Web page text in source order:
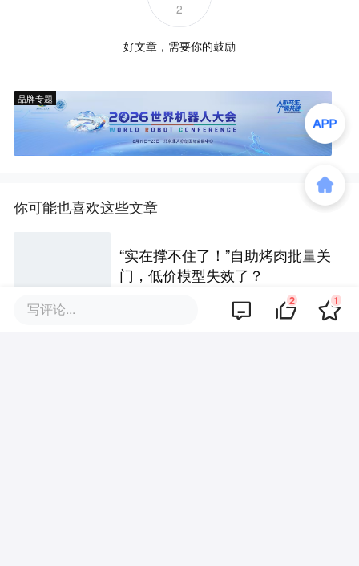
2
好文章，需要你的鼓励
品牌专题
你可能也喜欢这些文章
“实在撑不住了！”自助烤肉批量关
门，低价模型失效了？
写评论... 2 1